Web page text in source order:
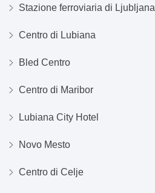
Stazione ferroviaria di Ljubljana
Centro di Lubiana
Bled Centro
Centro di Maribor
Lubiana City Hotel
Novo Mesto
Centro di Celje